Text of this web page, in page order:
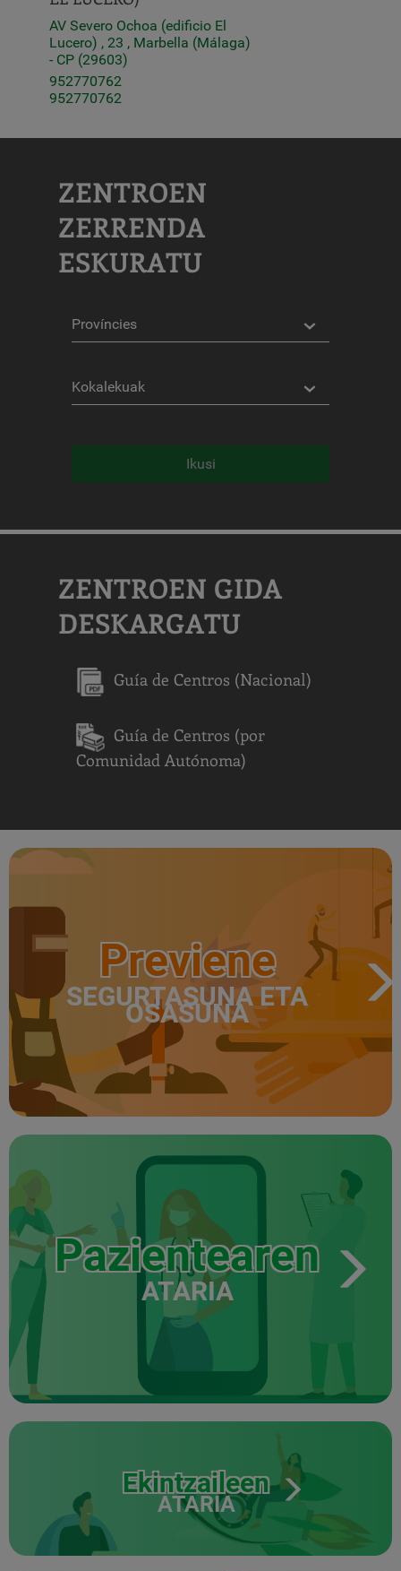
AV Severo Ochoa (edificio El
Lucero) , 23 , Marbella (Málaga)
- CP (29603)
952770762
952770762
ZENTROEN
ZERRENDA
ESKURATU
Kokalekuak
Ikusi
ZENTROEN GIDA
DESKARGATU
Guía de Centros (Nacional)
Guía de Centros (por
Comunidad Autónoma)
Previene
SEGURTASUNA ETA
OSASUNA
Pazientearen
ATARIA
Ekintzaileen
ATARIA